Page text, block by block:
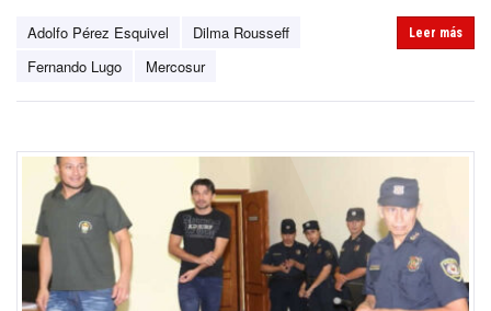
Adolfo Pérez Esquivel
Dilma Rousseff
Fernando Lugo
Mercosur
Leer más